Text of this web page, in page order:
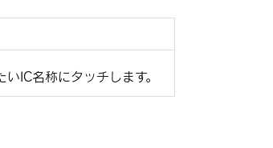
IC名称にタッチします。